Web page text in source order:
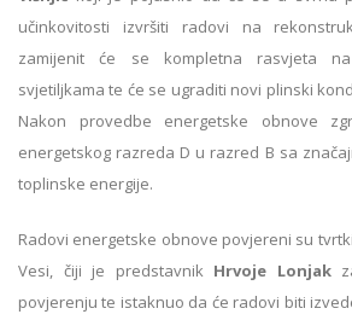
učinkovitosti izvršiti radovi na
zamijenit će se kompletna rasvjeta
svjetiljkama te će se ugraditi novi plinski
Nakon provedbe energetske obnove
energetskog razreda D u razred B sa
toplinske energije.
Radovi energetske obnove povjereni su
Vesi, čiji je predstavnik Hrvoje Lonjak
povjerenju te istaknuo da će radovi biti